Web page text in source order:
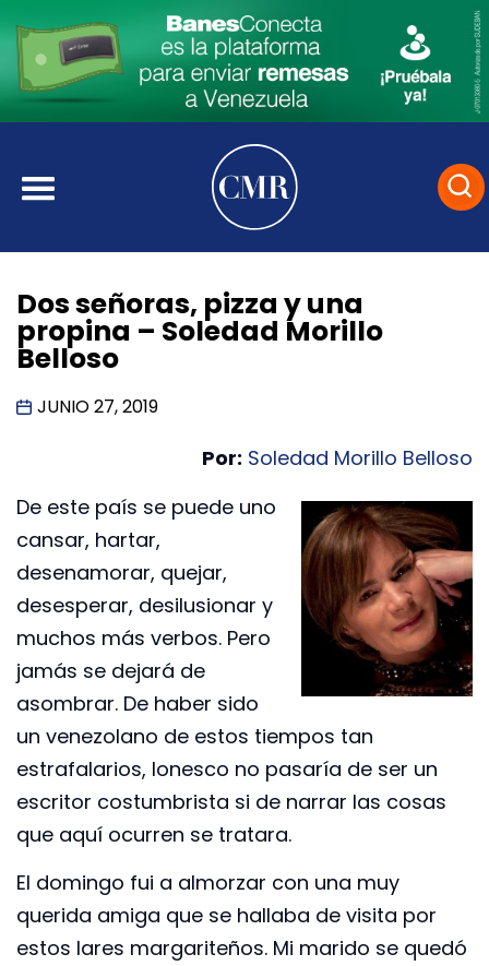
Dos señoras, pizza y una
propina – Soledad Morillo
Belloso
JUNIO 27, 2019
Por: Soledad Morillo Belloso
De este país se puede uno
cansar, hartar,
desenamorar, quejar,
desesperar, desilusionar y
muchos más verbos. Pero
jamás se dejará de
asombrar. De haber sido
un venezolano de estos tiempos tan
estrafalarios, Ionesco no pasaría de ser un
escritor costumbrista si de narrar las cosas
que aquí ocurren se tratara.
El domingo fui a almorzar con una muy
querida amiga que se hallaba de visita por
estos lares margariteños. Mi marido se quedó